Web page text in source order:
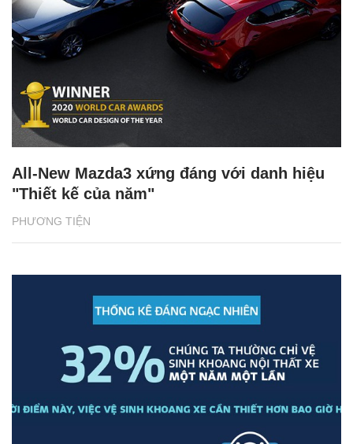
PHƯƠNG TIỆN
All-New Mazda3 xứng đáng với danh hiệu
"Thiết kế của năm"